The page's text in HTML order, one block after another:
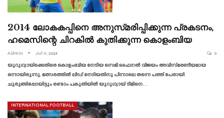
2014 ലോകകപ്പിനെ അനുസ്‌മരിപ്പിക്കുന്ന പ്രകടനം,
ഹമെസിന്റെ ചിറകിൽ കുതിക്കുന്ന കൊളംബിയ
Admin Jul 11, 2024 0
യുറുഗ്വായ്‌ക്കെതിരെ കൊളംബിയ നേടിയ സെമി ഫൈനൽ വിജയം അവിസ്‌മരണീയമായ
ഒന്നായിരുന്നു. മത്സരത്തിൽ ലീഡ് നേടിയതിനു പിന്നാലെ തന്നെ പത്ത് പേരായി
ചുരുങ്ങിപ്പോയിട്ടും രണ്ടാം പകുതിയിൽ യുറുഗ്വായ് ടീമിനെ…
INTERNATIONAL FOOTBALL